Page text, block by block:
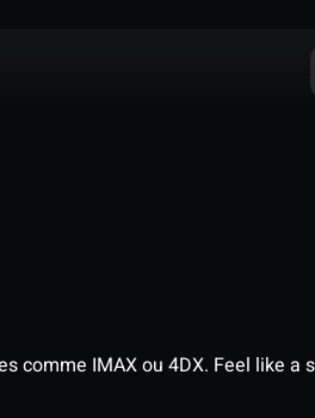
IMAX ou 4DX. Feel like a